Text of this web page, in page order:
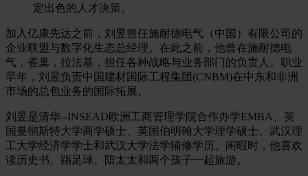
定出色的人才决策。
加入亿康先达之前，刘昱曾任施耐德电气（中国）有限公司的
企业联盟与数字化生态总经理。在此之前，他曾在施耐德电
气，雀巢，拉法基，担任各种战略与业务部门的负责人。职业
早年，刘昱负责中国建材国际工程集团(CNBM)在中东和非洲
市场的总包业务的国际拓展。
刘昱是清华--INSEAD欧洲工商管理学院合作办学EMBA、英
国曼彻斯特大学商学硕士、英国伯明翰大学理学硕士、武汉理
工大学经济学学士和武汉大学法学辅修学历。闲暇时，他喜欢
读历史书、踢足球、陪太太和两个孩子一起旅游。